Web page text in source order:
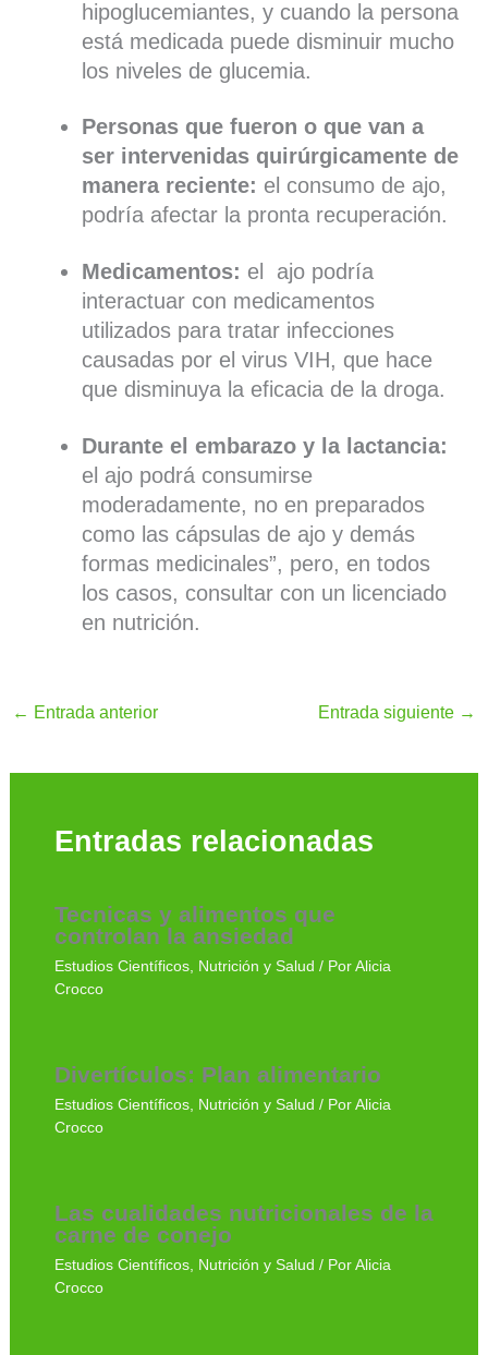
hipoglucemiantes, y cuando la persona
está medicada puede disminuir mucho
los niveles de glucemia.
Personas que fueron o que van a
ser intervenidas quirúrgicamente de
manera reciente: el consumo de ajo,
podría afectar la pronta recuperación.
Medicamentos: el ajo podría
interactuar con medicamentos
utilizados para tratar infecciones
causadas por el virus VIH, que hace
que disminuya la eficacia de la droga.
Durante el embarazo y la lactancia:
el ajo podrá consumirse
moderadamente, no en preparados
como las cápsulas de ajo y demás
formas medicinales”, pero, en todos
los casos, consultar con un licenciado
en nutrición.
← Entrada anterior Entrada siguiente →
Entradas relacionadas
Tecnicas y alimentos que
controlan la ansiedad
Estudios Científicos, Nutrición y Salud / Por Alicia
Crocco
Divertículos: Plan alimentario
Estudios Científicos, Nutrición y Salud / Por Alicia
Crocco
Las cualidades nutricionales de la
carne de conejo
Estudios Científicos, Nutrición y Salud / Por Alicia
Crocco